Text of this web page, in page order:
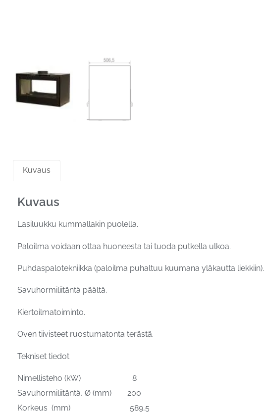
Kuvaus
Kuvaus
Lasiluukku kummallakin puolella.
Paloilma voidaan ottaa huoneesta tai tuoda putkella ulkoa.
Puhdaspalotekniikka (paloilma puhaltuu kuumana yläkautta liekkiin).
Savuhormiliitäntä päältä.
Kiertoilmatoiminto.
Oven tiivisteet ruostumatonta terästä.
Tekniset tiedot
Nimellisteho (kW) 8
Savuhormiliitäntä, Ø (mm) 200
Korkeus (mm) 589,5